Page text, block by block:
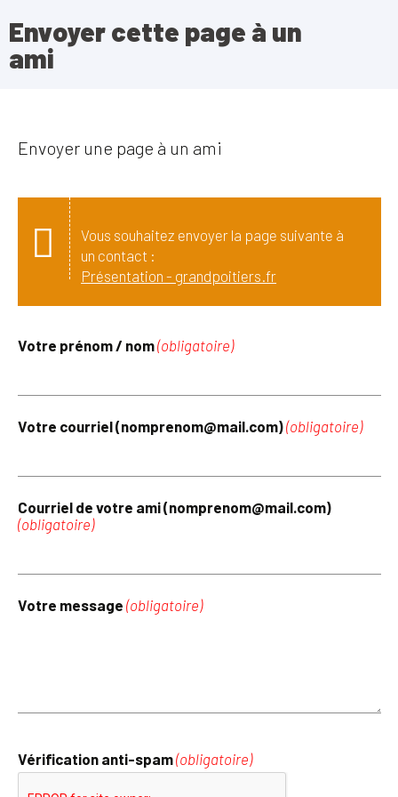
Envoyer cette page à un
ami
Envoyer une page à un ami
Vous souhaitez envoyer la page suivante à
un contact :
Présentation - grandpoitiers.fr
Votre prénom / nom(obligatoire)
Votre courriel (nomprenom@mail.com)(obligatoire)
Courriel de votre ami (nomprenom@mail.com)
(obligatoire)
Votre message (obligatoire)
Vérification anti-spam(obligatoire)